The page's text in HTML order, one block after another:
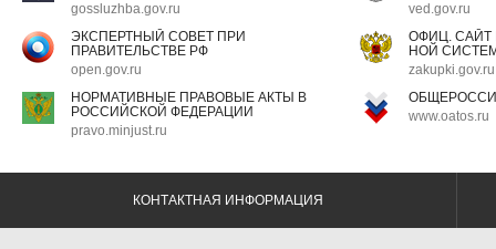
gossluzhba.gov.ru
ved.gov.ru
ЭКСПЕРТНЫЙ СОВЕТ ПРИ
ПРАВИТЕЛЬСТВЕ РФ
open.gov.ru
ОФИЦ.
НОЙ
zakupki.gov.ru
НОРМАТИВНЫЕ ПРАВОВЫЕ АКТЫ В
РОССИЙСКОЙ ФЕДЕРАЦИИ
pravo.minjust.ru
www.oatos.ru
КОНТАКТНАЯ ИНФОРМАЦИЯ